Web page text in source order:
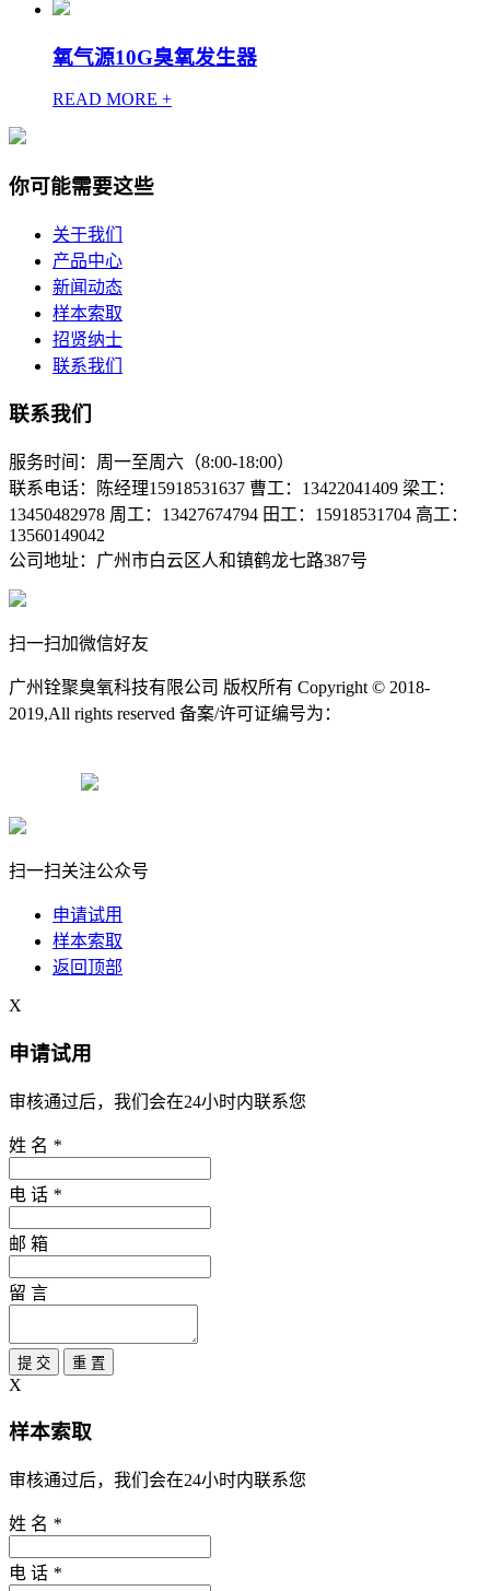
氧气源10G臭氧发生器
READ MORE +
你可能需要这些
关于我们
产品中心
新闻动态
样本索取
招贤纳士
联系我们
联系我们
服务时间：周一至周六（8:00-18:00）
联系电话：陈经理15918531637 曹工：13422041409 梁工：
13450482978 周工：13427674794 田工：15918531704 高工：
13560149042
公司地址：广州市白云区人和镇鹤龙七路387号
扫一扫加微信好友
广州铨聚臭氧科技有限公司 版权所有 Copyright © 2018-
2019,All rights reserved 备案/许可证编号为：
粤ICP备13004119号-8
扫一扫关注公众号
申请试用
样本索取
返回顶部
X
申请试用
审核通过后，我们会在24小时内联系您
姓 名 *
电 话 *
邮 箱
留 言
提 交 重 置
X
样本索取
审核通过后，我们会在24小时内联系您
姓 名 *
电 话 *